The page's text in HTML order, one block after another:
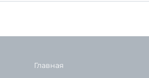
Главная